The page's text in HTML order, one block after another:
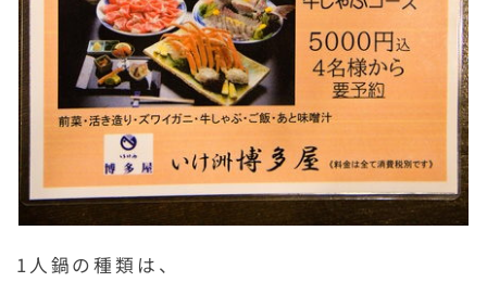
1人鍋の種類は、